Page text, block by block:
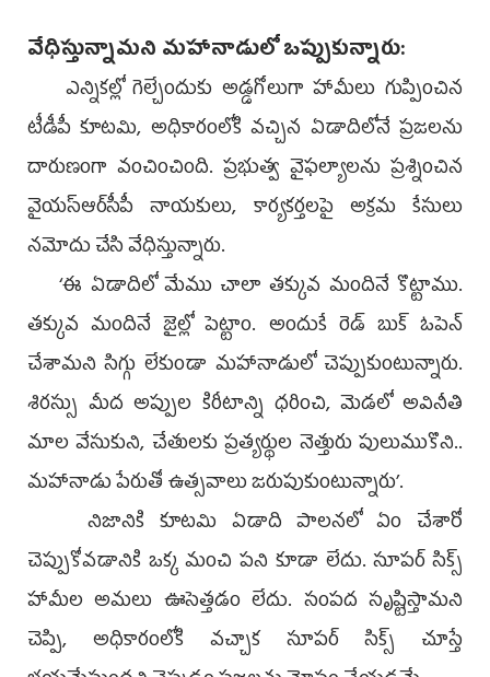
వేధిస్తున్నామని మహానాడులో ఒప్పుకున్నారు:
ఎన్నికల్లో గెల్చేందుకు అడ్డగోలుగా హామీలు గుప్పించిన
టీడీపీ కూటమి, అధికారంలోకి వచ్చిన ఏడాదిలోనే ప్రజలను
దారుణంగా వంచించింది. ప్రభుత్వ వైఫల్యాలను ప్రశ్నించిన
వైయ‌స్ఆర్‌సీపీ నాయకులు, కార్యకర్తలపై అక్రమ కేసులు
నమోదు చేసి వేధిస్తున్నారు.
‘ఈ ఏడాదిలో మేము చాలా తక్కువ మందినే కొట్టాము.
తక్కువ మందినే జైల్లో పెట్టాం. అందుకే రెడ్‌ బుక్‌ ఓపెన్‌
చేశామని సిగ్గు లేకుండా మహానాడులో చెప్పుకుంటున్నారు.
శిరస్సు మీద అప్పుల కిరీటాన్ని ధరించి, మెడలో అవినీతి
మాల వేసుకుని, చేతులకు ప్రత్యర్థుల నెత్తురు పులుముకొని..
మహానాడు పేరుతో ఉత్సవాలు జరుపుకుంటున్నారు’.
నిజానికి కూటమి ఏడాది పాలనలో ఏం చేశారో
చెప్పుకోవడానికి ఒక్క మంచి పని కూడా లేదు. సూపర్‌ సిక్స్‌
హామీల అమలు ఊసెత్తడం లేదు. సంపద సృష్టిస్తామని
చెప్పి, అధికారంలోకి వచ్చాక సూపర్‌ సిక్స్‌ చూస్తే